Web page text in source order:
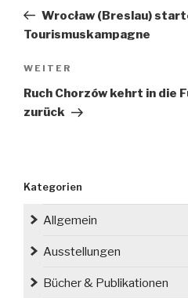
Beitrag
Wrocław (Breslau)
Tourismuskampagne
Nächster
Beitrag
WEITER
Ruch Chorzów kehrt in die
zurück
Kategorien
Allgemein
Ausstellungen
Bücher & Publikationen